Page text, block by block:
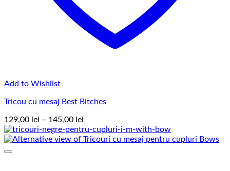
Add to Wishlist
Tricou cu mesaj Best Bitches
129,00 lei – 145,00 lei
de
prețuri: